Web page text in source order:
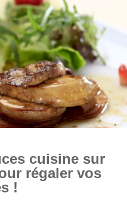
cuisine sur
régaler vos
!